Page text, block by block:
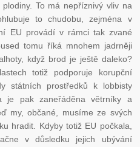
To má nepříznivý vliv na
to chudobu, zejména v
EU provádí v rámci tak zvané
tomu říká mnohem jadrněji
když brod je ještě daleko?
totiž podporuje korupční
státních prostředků k lobbisty
je pak zaneřáděna větrníky a
my, občané, musíme ze svých
hradit. Kdyby totiž EU počkala,
v důsledku jejich ubývání